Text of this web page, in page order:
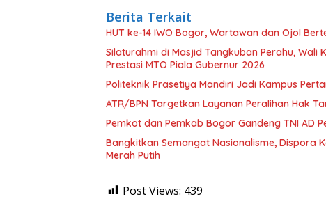
Berita Terkait
HUT ke-14 IWO Bogor, Wartawan dan Ojol
Silaturahmi di Masjid Tangkuban Perahu,
Prestasi MTO Piala Gubernur 2026
Politeknik Prasetiya Mandiri Jadi Kampus
ATR/BPN Targetkan Layanan Peralihan Hak
Pemkot dan Pemkab Bogor Gandeng TNI AD
Bangkitkan Semangat Nasionalisme, Dispora
Merah Putih
Post Views: 439